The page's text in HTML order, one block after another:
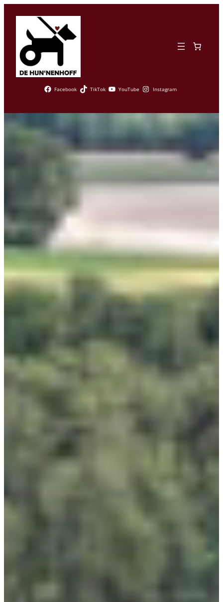
springen
Facebook TikTok YouTube Instagram